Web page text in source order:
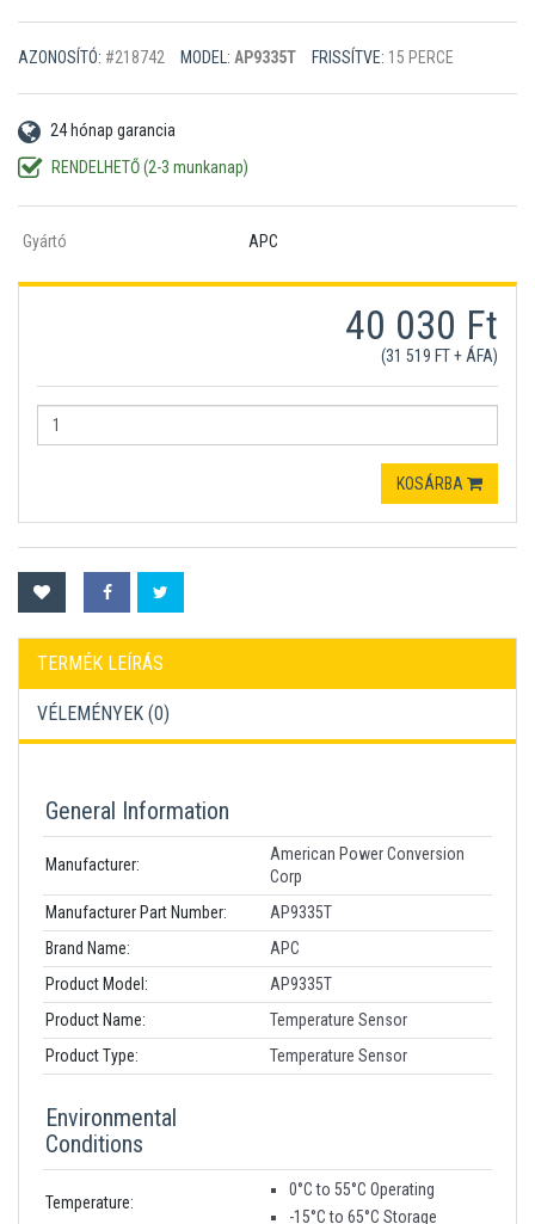
AZONOSÍTÓ: #218742 MODEL: AP9335T FRISSÍTVE: 15 PERCE
24 hónap garancia
RENDELHETŐ (2-3 munkanap)
Gyártó APC
40 030 Ft
(31 519 FT + ÁFA)
KOSÁRBA
TERMÉK LEÍRÁS
VÉLEMÉNYEK (0)
General Information
Manufacturer:
American Power Conversion
Corp
Manufacturer Part Number:
AP9335T
Brand Name:
APC
Product Model:
AP9335T
Product Name:
Temperature Sensor
Product Type:
Temperature Sensor
Environmental
Conditions
Temperature:
0°C to 55°C Operating
-15°C to 65°C Storage